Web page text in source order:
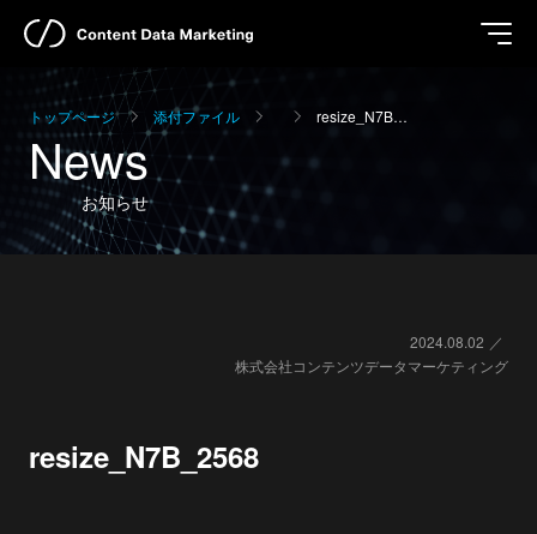
トップページ 添付ファイル resize_N7B…
News
お知らせ
2024.08.02
株式会社コンテンツデータマーケティング
resize_N7B_2568